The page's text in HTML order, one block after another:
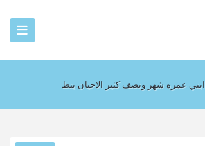
ابني عمره شهر ونصف كثير الاحيان ينظ